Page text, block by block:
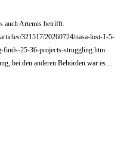
auch Artemis betrifft.
321517/20260724/nasa-lost-1-5-
finds-25-36-projects-struggling.htm
bei den anderen Behörden war es…